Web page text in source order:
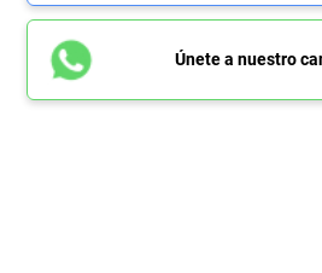
Únete a nuestro